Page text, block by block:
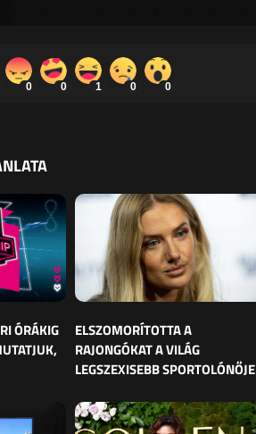
0 0 1 0 0
ÓRÁKIG
ELSZOMORÍTOTTA A
RAJONGÓKAT A VILÁG
LEGSZEXISEBB SPORTOLÓNŐJE